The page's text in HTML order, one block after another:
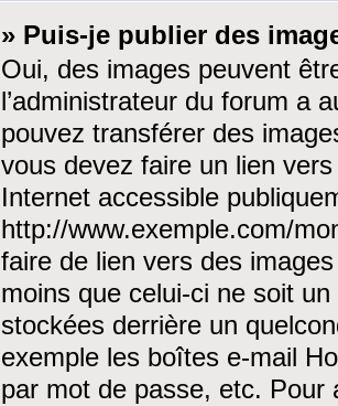
» Puis-je publier des
Oui, des images peuvent
l’administrateur du forum a
pouvez transférer des
vous devez faire un lien
Internet accessible
http://www.exemple.com/
faire de lien vers des
moins que celui-ci ne soit
stockées derrière un
exemple les boîtes e-mail
par mot de passe, etc. Pour